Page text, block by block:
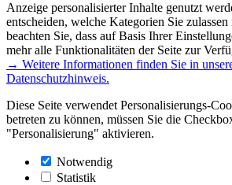
Anzeige personalisierter Inhalte genutzt
entscheiden, welche Kategorien Sie
beachten Sie, dass auf Basis Ihrer
mehr alle Funktionalitäten der Seite zur
→ Weitere Informationen finden Sie in
Datenschutzhinweis.
Diese Seite verwendet Personalisierungs-
betreten zu können, müssen Sie die
"Personalisierung" aktivieren.
Notwendig
Statistik